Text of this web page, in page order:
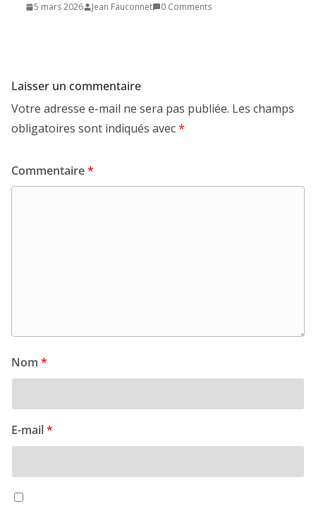
e k i
5 mars 2026 Jean Fauconnet 0 Comments
Laisser un commentaire
Votre adresse e-mail ne sera pas publiée. Les champs
obligatoires sont indiqués avec*
Commentaire*
Nom *
E-mail*